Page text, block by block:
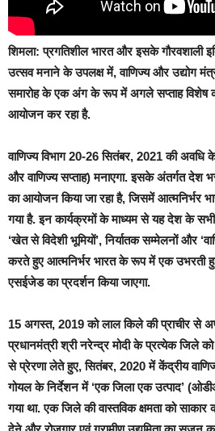
शिमला: प्रगतिशील भारत और इसके गौरवशाली
उत्‍सव मनाने के उपलक्ष में, वाणिज्य और उद्योग
समारोह के एक अंग के रूप में अगले सप्ताह विशेष
आयोजन कर रहा है.
वाणिज्य विभाग 20-26 सितंबर, 2021 की अवधि के
और वाणिज्य सप्ताह) मनाएगा. इसके अंतर्गत देश
का आयोजन किया जा रहा है, जिसमें आत्मनिर्भर
गया है. इन कार्यक्रमों के माध्‍यम से यह देश के
‘खेत से विदेशी भूमियों’, निर्यातक सम्मेलनों और
करते हुए आत्मनिर्भर भारत के रूप में एक उभरती
एसईजेड का प्रदर्शन किया जाएगा.
15 अगस्त, 2019 को लाल किले की प्राचीर से
प्रधानमंत्री श्री नरेन्‍द्र मोदी के प्रत्येक जिले
से प्रेरणा लेते हुए, सितंबर, 2020 में केंद्रीय
गोयल के निर्देशन में ‘एक जिला एक उत्पाद’
गया था. एक जिले की वास्तविक क्षमता को साकार